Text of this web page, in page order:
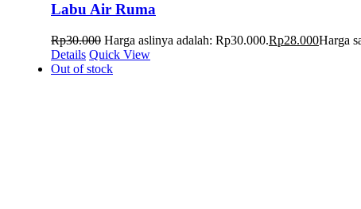
Labu Air Ruma
Rp30.000 Harga aslinya adalah: Rp30.000.Rp28.000Harga
Details Quick View
Out of stock